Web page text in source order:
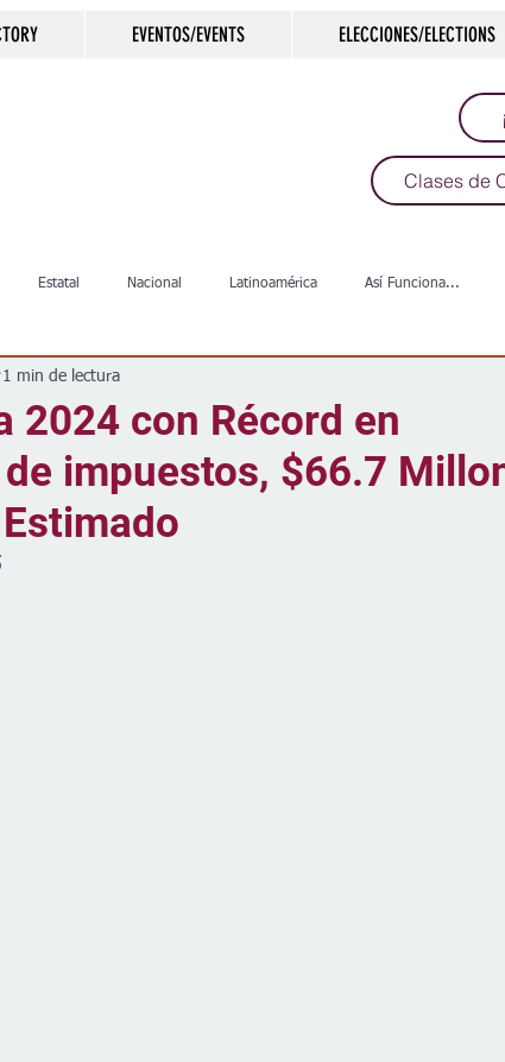
EVENTOS/EVENTS ELECCIONES/ELECTIONS
Clases de
Estatal Nacional Latinoamérica Así Funciona...
Salud Arte & Cultura
Calles Desamparados Carreteras Comunidad
2024 con Récord en
impuestos, $66.7
1 min de lectura